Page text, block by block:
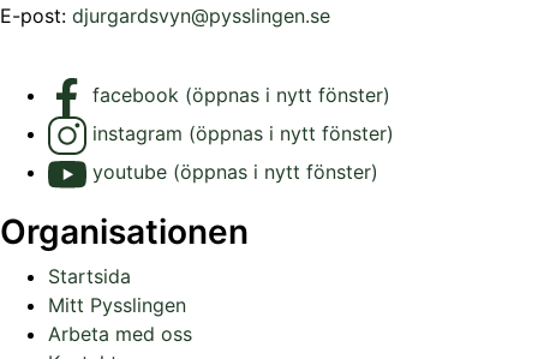
E-post: djurgardsvyn@pysslingen.se
facebook (öppnas i nytt fönster)
instagram (öppnas i nytt fönster)
youtube (öppnas i nytt fönster)
Organisationen
Startsida
Mitt Pysslingen
Arbeta med oss